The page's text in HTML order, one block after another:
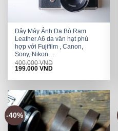
Dây Máy Ảnh Da Bò Ram
Leather A6 da vân hạt phù
hợp với Fujifilm , Canon,
Sony, Nikon…
400.000VND
Original
was:
199.000VNDCurrent
is:
-40%